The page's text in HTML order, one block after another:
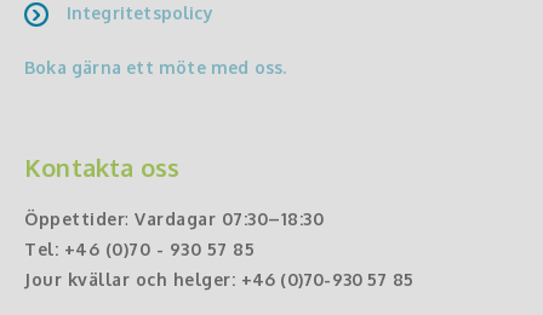
Integritetspolicy
Boka gärna ett möte med oss.
Kontakta oss
Öppettider: Vardagar 07:30–18:30
Tel: +46 (0)70 - 930 57 85
Jour kvällar och helger: +46 (0)70-930 57 85